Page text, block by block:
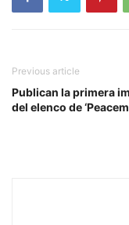
Previous article
Publican la primera
del elenco de